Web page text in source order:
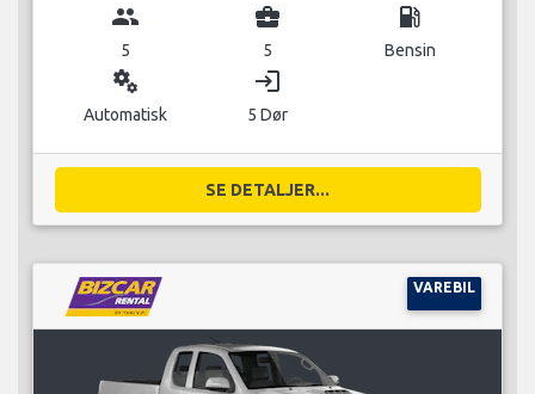
group
5
business_center
5
local_gas_station
Bensin
miscellaneous_services
Automatisk
login
5 Dør
SE DETALJER...
VAREBIL